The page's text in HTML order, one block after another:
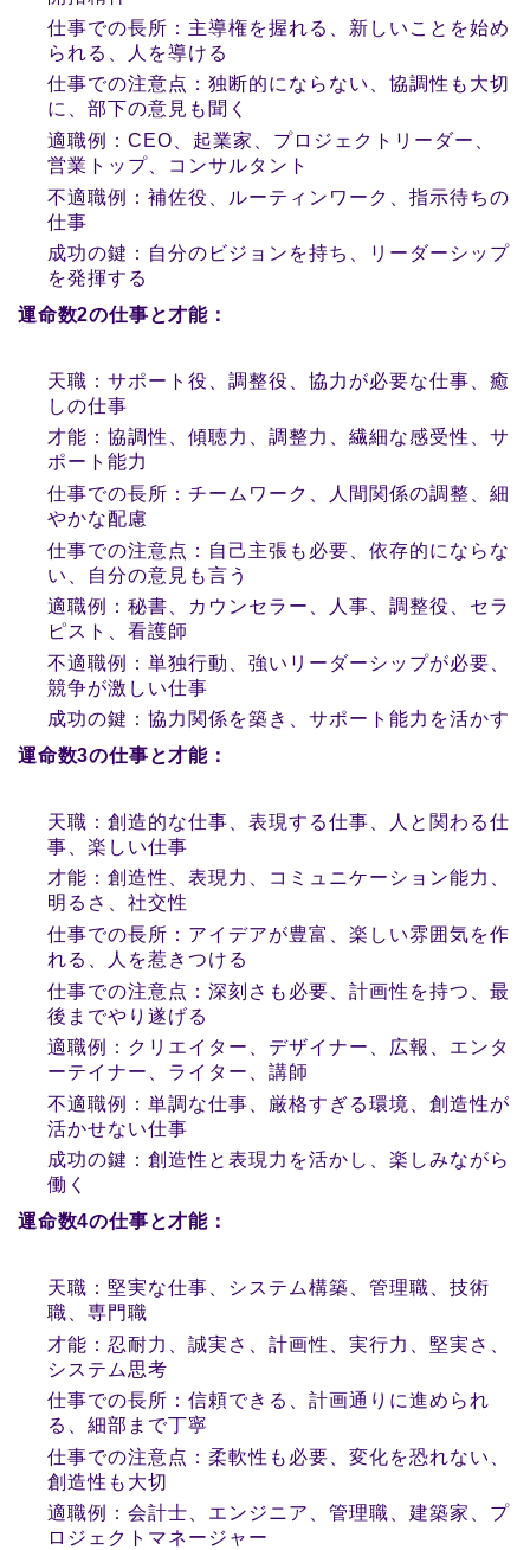
仕事での長所：主導権を握れる、新しいことを始め
られる、人を導ける
仕事での注意点：独断的にならない、協調性も大切
に、部下の意見も聞く
適職例：CEO、起業家、プロジェクトリーダー、
営業トップ、コンサルタント
不適職例：補佐役、ルーティンワーク、指示待ちの
仕事
成功の鍵：自分のビジョンを持ち、リーダーシップ
を発揮する
運命数2の仕事と才能：
天職：サポート役、調整役、協力が必要な仕事、癒
しの仕事
才能：協調性、傾聴力、調整力、繊細な感受性、サ
ポート能力
仕事での長所：チームワーク、人間関係の調整、細
やかな配慮
仕事での注意点：自己主張も必要、依存的にならな
い、自分の意見も言う
適職例：秘書、カウンセラー、人事、調整役、セラ
ピスト、看護師
不適職例：単独行動、強いリーダーシップが必要、
競争が激しい仕事
成功の鍵：協力関係を築き、サポート能力を活かす
運命数3の仕事と才能：
天職：創造的な仕事、表現する仕事、人と関わる仕
事、楽しい仕事
才能：創造性、表現力、コミュニケーション能力、
明るさ、社交性
仕事での長所：アイデアが豊富、楽しい雰囲気を作
れる、人を惹きつける
仕事での注意点：深刻さも必要、計画性を持つ、最
後までやり遂げる
適職例：クリエイター、デザイナー、広報、エンタ
ーテイナー、ライター、講師
不適職例：単調な仕事、厳格すぎる環境、創造性が
活かせない仕事
成功の鍵：創造性と表現力を活かし、楽しみながら
働く
運命数4の仕事と才能：
天職：堅実な仕事、システム構築、管理職、技術
職、専門職
才能：忍耐力、誠実さ、計画性、実行力、堅実さ、
システム思考
仕事での長所：信頼できる、計画通りに進められ
る、細部まで丁寧
仕事での注意点：柔軟性も必要、変化を恐れない、
創造性も大切
適職例：会計士、エンジニア、管理職、建築家、プ
ロジェクトマネージャー